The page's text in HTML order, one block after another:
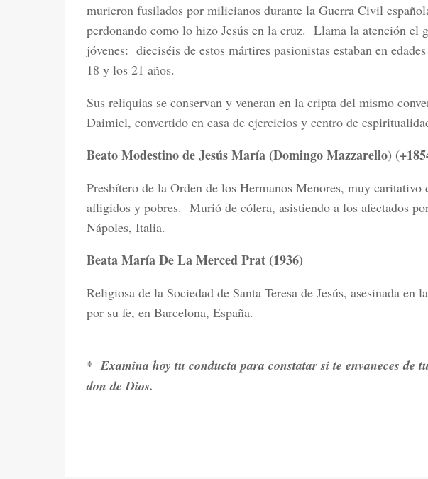
murieron fusilados por milicianos durante la Guerra Civil
perdonando como lo hizo Jesús en la cruz. Llama la atención el
jóvenes: dieciséis de estos mártires pasionistas estaban en
18 y los 21 años.
Sus reliquias se conservan y veneran en la cripta del mismo
Daimiel, convertido en casa de ejercicios y centro de
Beato Modestino de Jesús María (Domingo Mazzarello)
Presbítero de la Orden de los Hermanos Menores, muy caritativo
afligidos y pobres. Murió de cólera, asistiendo a los afectados
Nápoles, Italia.
Beata María De La Merced Prat (1936)
Religiosa de la Sociedad de Santa Teresa de Jesús, asesinada en
por su fe, en Barcelona, España.
* Examina hoy tu conducta para constatar si te envaneces de
don de Dios.